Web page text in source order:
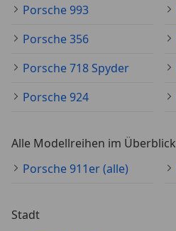
Porsche 993
Porsche 356
Porsche 718 Spyder
Porsche 924
Alle Modellreihen im Überblick
Porsche 911er (alle)
Stadt